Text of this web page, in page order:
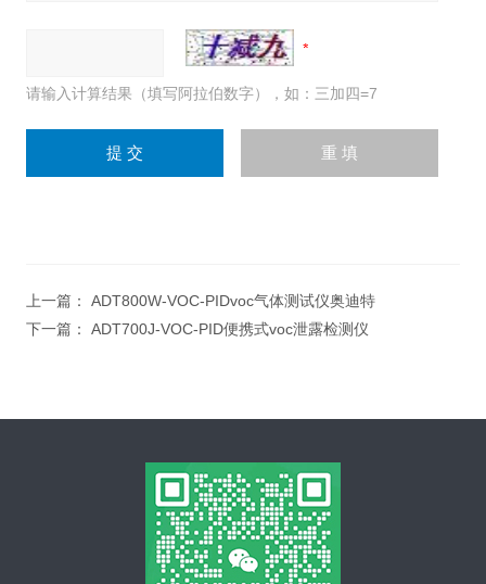
请输入计算结果（填写阿拉伯数字），如：三加四=7
上一篇： ADT800W-VOC-PIDvoc气体测试仪奥迪特
下一篇： ADT700J-VOC-PID便携式voc泄露检测仪